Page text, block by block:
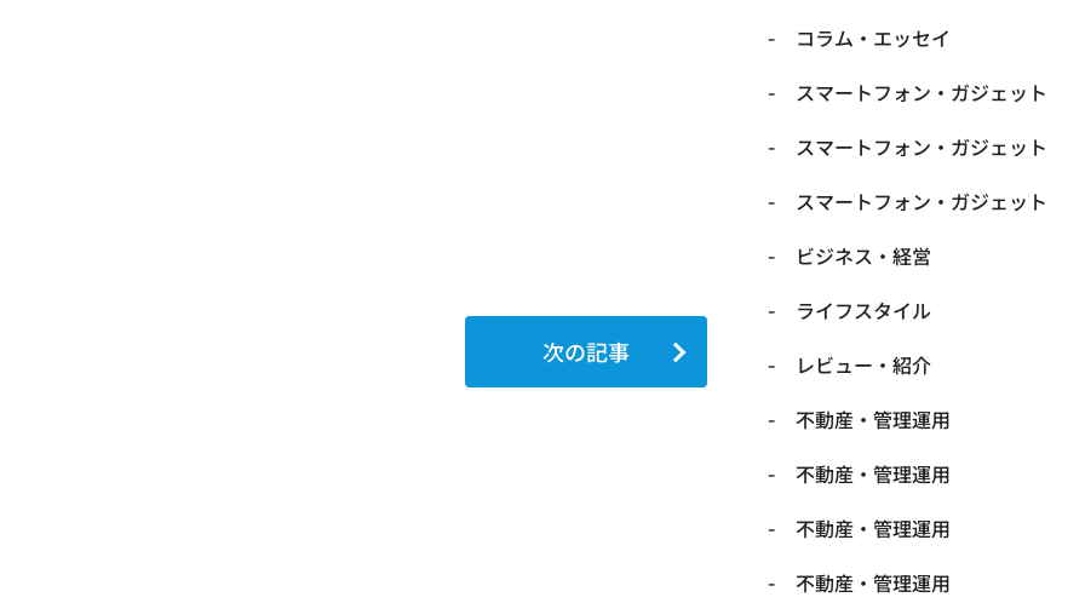
次の記事
コラム・エッセイ
スマートフォン・ガジェット
スマートフォン・ガジェット
スマートフォン・ガジェット
ビジネス・経営
ライフスタイル
レビュー・紹介
不動産・管理運用
不動産・管理運用
不動産・管理運用
不動産・管理運用